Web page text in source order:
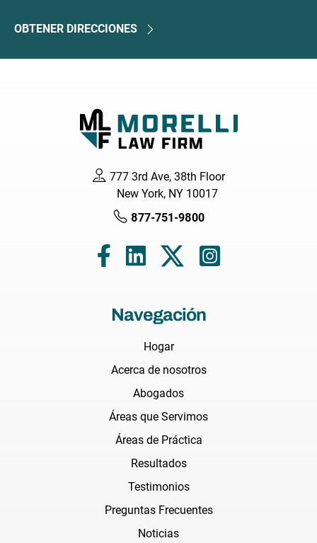
OBTENER DIRECCIONES
777 3rd Ave, 38th Floor
New York, NY 10017
877-751-9800
Navegación
Hogar
Acerca de nosotros
Abogados
Áreas que Servimos
Áreas de Práctica
Resultados
Testimonios
Preguntas Frecuentes
Noticias